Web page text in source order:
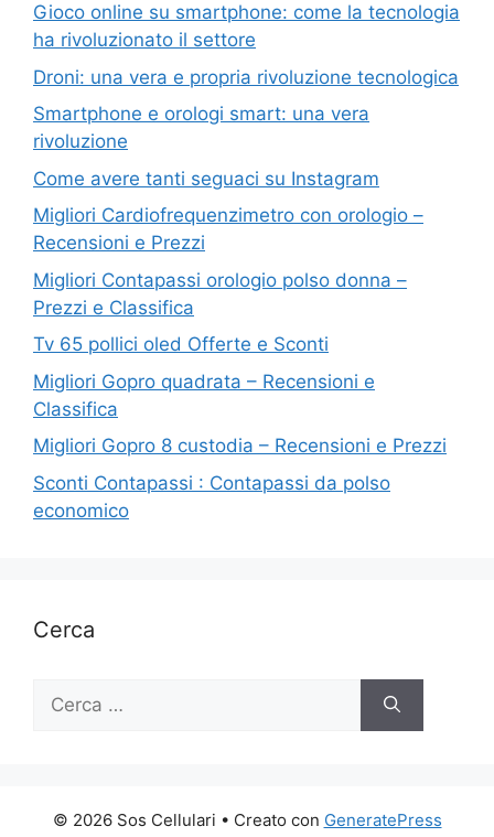
Gioco online su smartphone: come la tecnologia
ha rivoluzionato il settore
Droni: una vera e propria rivoluzione tecnologica
Smartphone e orologi smart: una vera
rivoluzione
Come avere tanti seguaci su Instagram
Migliori Cardiofrequenzimetro con orologio –
Recensioni e Prezzi
Migliori Contapassi orologio polso donna –
Prezzi e Classifica
Tv 65 pollici oled Offerte e Sconti
Migliori Gopro quadrata – Recensioni e
Classifica
Migliori Gopro 8 custodia – Recensioni e Prezzi
Sconti Contapassi : Contapassi da polso
economico
Cerca
per:
© 2026 Sos Cellulari • Creato con GeneratePress